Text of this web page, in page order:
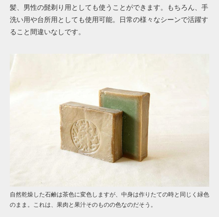
髪、男性の髭剃り用としても使うことができます。もちろん、手
洗い用や台所用としても使用可能。日常の様々なシーンで活躍す
ること間違いなしです。
自然乾燥した石鹸は茶色に変色しますが、中身は作りたての時と同じく緑色
のまま。これは、果肉と果汁そのものの色なのだそう。